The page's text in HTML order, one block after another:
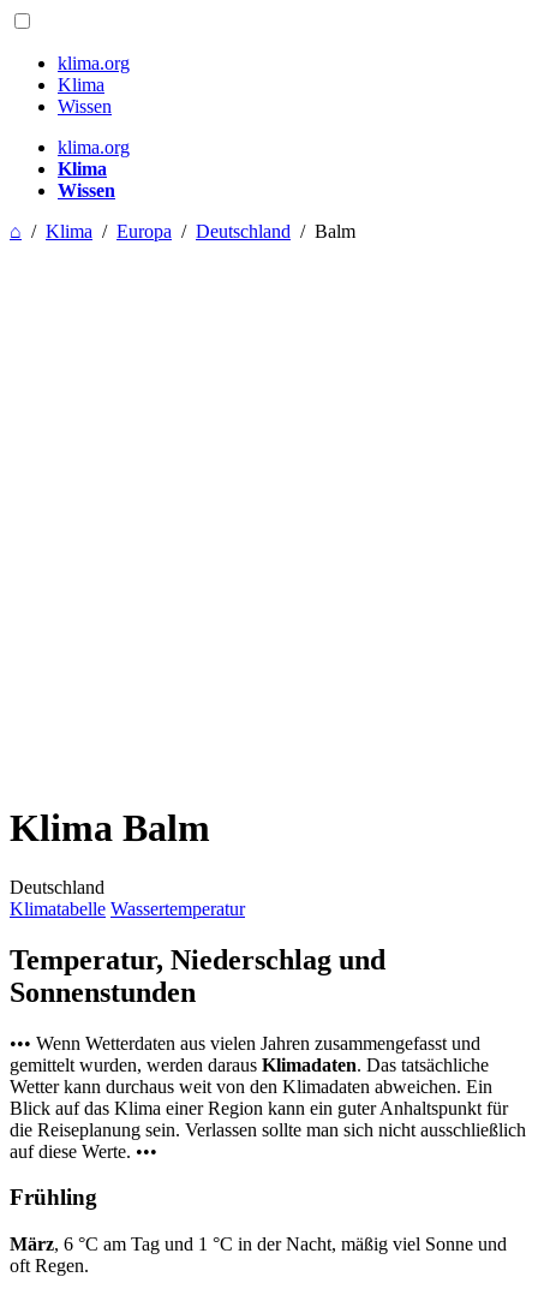
klima.org
Klima
Wissen
klima.org
Klima
Wissen
⌂ / Klima / Europa / Deutschland / Balm
Klima Balm
Deutschland
Klimatabelle Wassertemperatur
Temperatur, Niederschlag und
Sonnenstunden
••• Wenn Wetterdaten aus vielen Jahren zusammengefasst und
gemittelt wurden, werden daraus Klimadaten. Das tatsächliche
Wetter kann durchaus weit von den Klimadaten abweichen. Ein
Blick auf das Klima einer Region kann ein guter Anhaltspunkt für
die Reiseplanung sein. Verlassen sollte man sich nicht ausschließlich
auf diese Werte. •••
Frühling
März, 6 °C am Tag und 1 °C in der Nacht, mäßig viel Sonne und
oft Regen.